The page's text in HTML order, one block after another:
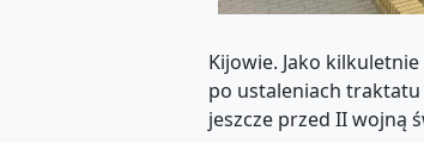
Kijowie. Jako
po ustaleniach traktatu
jeszcze przed II wojną